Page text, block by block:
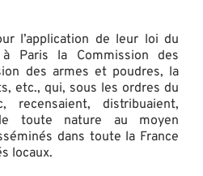
l’application de leur loi du
Paris la Commission des
des armes et poudres, la
etc., qui, sous les ordres du
distribuaient,
toute nature au moyen
dans toute la France
locaux.